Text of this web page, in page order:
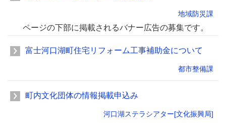
地域防災課
ページの下部に掲載されるバナー広告の募集です。
富士河口湖町住宅リフォーム工事補助金について
都市整備課
町内文化団体の情報掲載申込み
河口湖ステラシアター[文化振興局]